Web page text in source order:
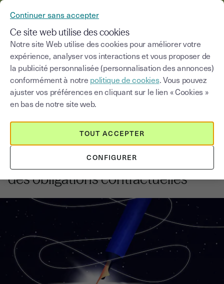
Blog
Choisir une catégorie Saisissez un terme
Smart Contract, vers la
sécurisation et l’automatisation
des obligations contractuelles
Continuer sans accepter
Ce site web utilise des cookies
Notre site Web utilise des cookies pour améliorer votre
expérience, analyser vos interactions et vous proposer de
la publicité personnalisée (personnalisation des annonces)
conformément à notre politique de cookies. Vous pouvez
ajuster vos préférences en cliquant sur le lien « Cookies »
en bas de notre site web.
CONFIGURER
TOUT ACCEPTER